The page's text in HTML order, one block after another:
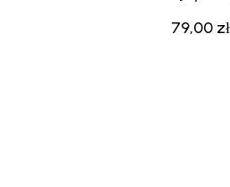
79,00 zł